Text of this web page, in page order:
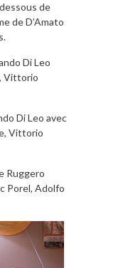
de
de D’Amato
Di Leo
Vittorio
Di Leo avec
Vittorio
Ruggero
Porel, Adolfo